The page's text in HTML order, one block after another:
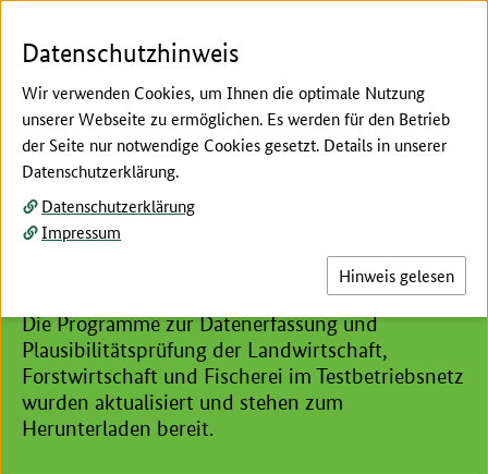
Hier beginnt der Hauptinhalt dieser Seite
Aktualisierung der
Programme des
Die Programme zur Datenerfassung und
Plausibilitätsprüfung der Landwirtschaft,
Forstwirtschaft und Fischerei im Testbetriebsnetz
wurden aktualisiert und stehen zum
Herunterladen bereit.
Datenschutzhinweis
Wir verwenden Cookies, um Ihnen die optimale Nutzung
unserer Webseite zu ermöglichen. Es werden für den Betrieb
der Seite nur notwendige Cookies gesetzt. Details in unserer
Datenschutzerklärung.
Datenschutzerklärung
Impressum
Hinweis gelesen